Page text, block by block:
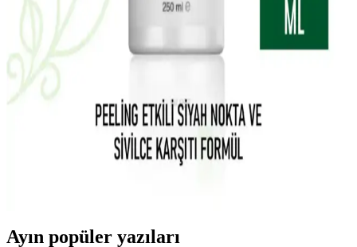
La Roche-Posay Lipikar Syndet AP+ Hassas ve
Kuru Ciltler İçin Temizlik Jeli Ürün Özellikleri
La Roche-Posay Lipikar Syndet AP+ arındırıcı vücut yıkama jeli,
hassas ve kuru ciltlere uygun, yatıştırıcı ve nemlendirici etkileriyle
günlük kullanımda cilt sağlığını koruyan etkili bir temizlik ürünüdür.
Carvien's Çay Ağacı Yağlı Yüz Yıkama Jeli: Doğal
ve Etkili Temizlik Ürünü Özellikleri ve Kullanımı
Carvien's Çay Ağacı Yağlı Yüz Yıkama Jeli, doğal içeriklerle akne
Ayın popüler yazıları